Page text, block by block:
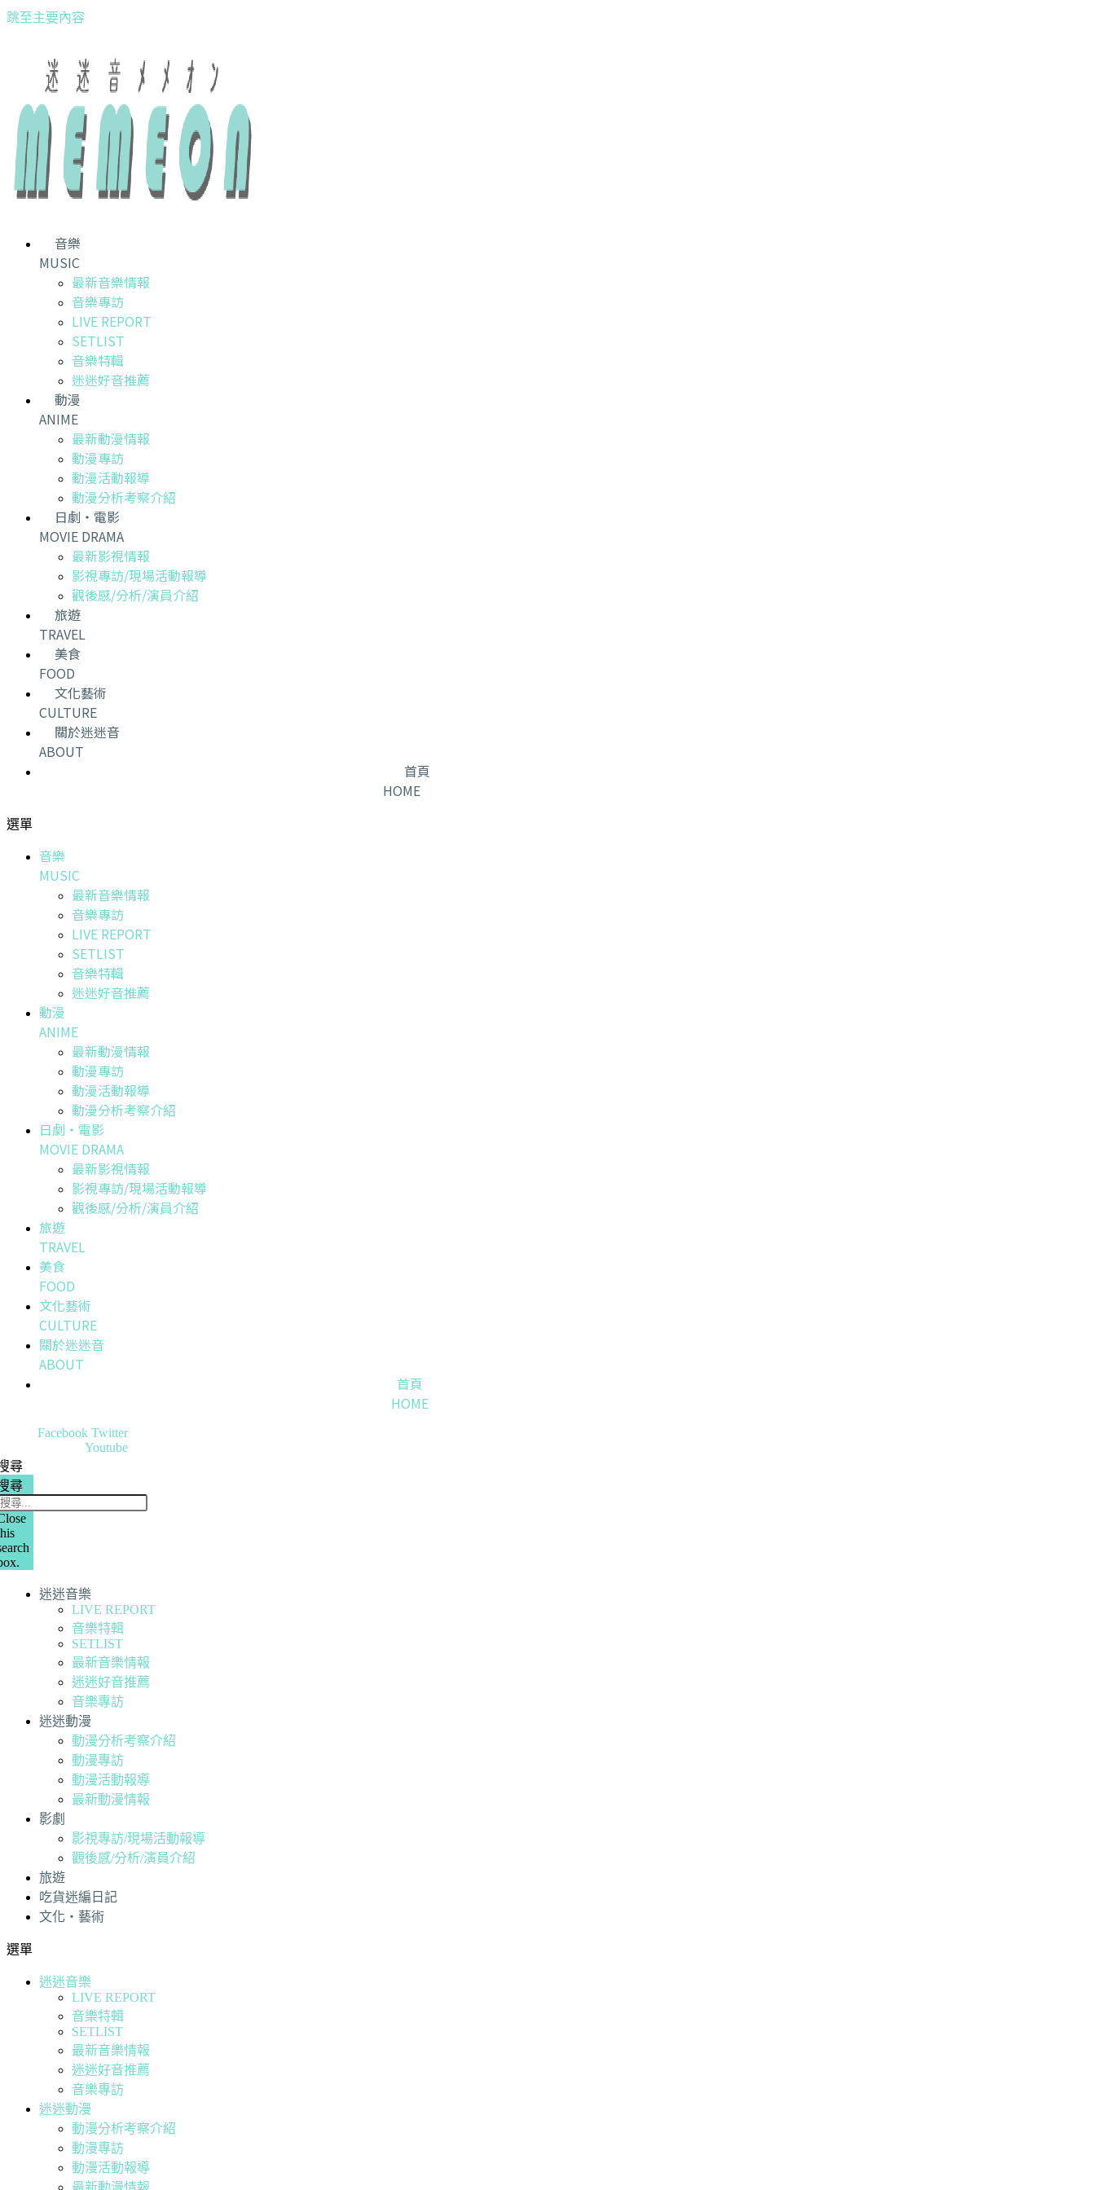
跳至主要內容
音樂
MUSIC
最新音樂情報
音樂專訪
LIVE REPORT
SETLIST
音樂特輯
迷迷好音推薦
動漫
ANIME
最新動漫情報
動漫專訪
動漫活動報導
動漫分析考察介紹
日劇・電影
MOVIE DRAMA
最新影視情報
影視專訪/現場活動報導
觀後感/分析/演員介紹
旅遊
TRAVEL
美食
FOOD
文化藝術
CULTURE
關於迷迷音
ABOUT
首頁
HOME
選單
音樂
MUSIC
最新音樂情報
音樂專訪
LIVE REPORT
SETLIST
音樂特輯
迷迷好音推薦
動漫
ANIME
最新動漫情報
動漫專訪
動漫活動報導
動漫分析考察介紹
日劇・電影
MOVIE DRAMA
最新影視情報
影視專訪/現場活動報導
觀後感/分析/演員介紹
旅遊
TRAVEL
美食
FOOD
文化藝術
CULTURE
關於迷迷音
ABOUT
首頁
HOME
Facebook Twitter
Youtube
尋
尋
迷迷音樂
LIVE REPORT
音樂特輯
SETLIST
最新音樂情報
迷迷好音推薦
音樂專訪
迷迷動漫
動漫分析考察介紹
動漫專訪
動漫活動報導
最新動漫情報
影劇
影視專訪/現場活動報導
觀後感/分析/演員介紹
旅遊
吃貨迷編日記
文化・藝術
選單
迷迷音樂
LIVE REPORT
音樂特輯
SETLIST
最新音樂情報
迷迷好音推薦
音樂專訪
迷迷動漫
動漫分析考察介紹
動漫專訪
動漫活動報導
最新動漫情報